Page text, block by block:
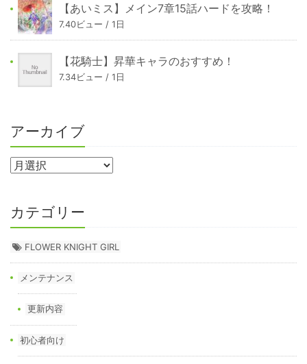
【あいミス】メイン7章15話ハードを攻略！
7.40ビュー / 1日
【花騎士】昇華キャラのおすすめ！
7.34ビュー / 1日
アーカイブ
カテゴリー
FLOWER KNIGHT GIRL
メンテナンス
更新内容
初心者向け